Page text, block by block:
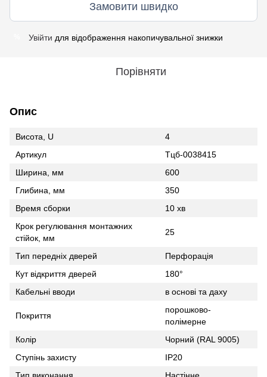
Замовити швидко
Увійти для відображення накопичувальної знижки
Порівняти
Опис
Висота, U
4
Артикул
Тцб-0038415
Ширина, мм
600
Глибина, мм
350
Время сборки
10 хв
Крок регулювання монтажних
стійок, мм
25
Тип передніх дверей
Перфорація
Кут відкриття дверей
180°
Кабельні вводи
в основі та даху
Покриття
порошково-
полімерне
Колір
Чорний (RAL 9005)
Ступінь захисту
IP20
Тип виконання
Настінне